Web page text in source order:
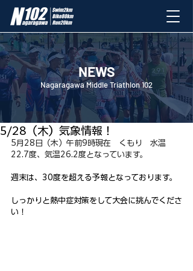
5/28（木）気象情報！
5月28日（木）午前9時現在　くもり　水温
22.7度、気温26.2度となっています。
週末は、30度を超える予報となっております。
しっかりと熱中症対策をして大会に挑んでくださ
い！
NEWS
Nagaragawa Middle Triathlon 102